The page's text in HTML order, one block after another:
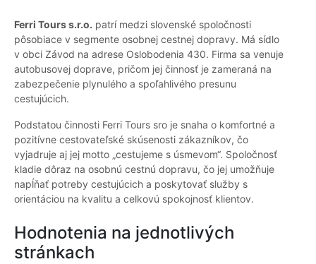
Ferri Tours s.r.o. patrí medzi slovenské spoločnosti
pôsobiace v segmente osobnej cestnej dopravy. Má sídlo
v obci Závod na adrese Oslobodenia 430. Firma sa venuje
autobusovej doprave, pričom jej činnosť je zameraná na
zabezpečenie plynulého a spoľahlivého presunu
cestujúcich.
Podstatou činnosti Ferri Tours sro je snaha o komfortné a
pozitívne cestovateľské skúsenosti zákazníkov, čo
vyjadruje aj jej motto „cestujeme s úsmevom“. Spoločnosť
kladie dôraz na osobnú cestnú dopravu, čo jej umožňuje
napĺňať potreby cestujúcich a poskytovať služby s
orientáciou na kvalitu a celkovú spokojnosť klientov.
Hodnotenia na jednotlivých
stránkach